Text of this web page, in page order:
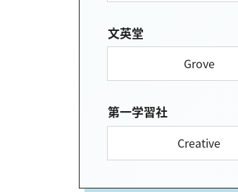
文英堂
Grove
第一学習社
Creative